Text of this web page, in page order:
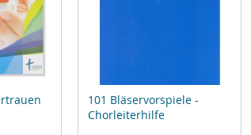
101 Bläservorspiele -
Chorleiterhilfe